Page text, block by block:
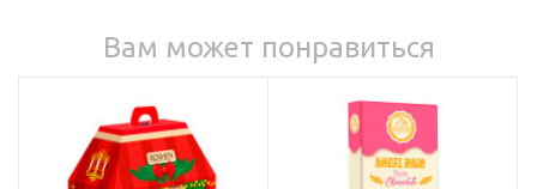
Вам может понравиться